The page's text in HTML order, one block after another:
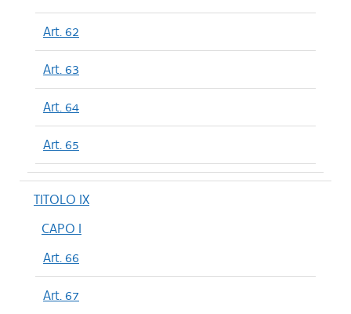
Art. 62
Art. 63
Art. 64
Art. 65
TITOLO IX
CAPO I
Art. 66
Art. 67